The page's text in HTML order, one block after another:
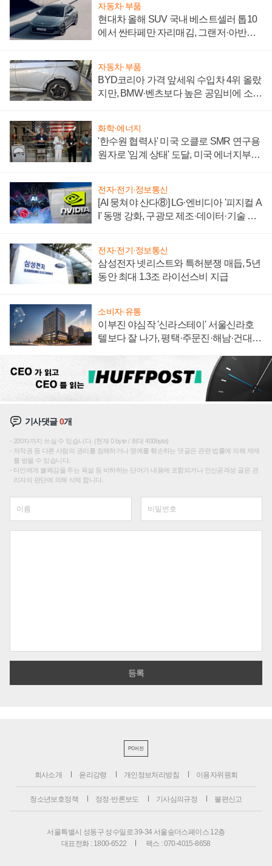
자동차·부품
현대차 올해 SUV 국내 베스트셀러 톱10
에서 싼타페만 자리매김, 그랜저·아반떼
자동차·부품
BYD코리아 가격 앞세워 수입차 4위 올랐
지만, BMW·벤츠보다 높은 공임비에 소비
화학·에너지
'한수원 협력사' 미국 오클로 SMR 연구용
원자로 '임계 상태' 도달, 미국 에너지부
전자·전기·정보통신
[AI 뭉쳐야 산다⑧] LG·엔비디아 '피지컬 A
I' 동맹 강화, 구광모 제조·데이터·기술 결
전자·전기·정보통신
삼성전자 넷리스트와 특허분쟁 매듭, 5년
동안 최대 1.3조 라이선스비 지급
소비자·유통
이부진 야심작 '신라스테이' 서울신라호
텔보다 잘 나가, 평택·주문진·해남·건대로
기사댓글0개
200자까지 쓰실 수 있습니다. (현재 0 byte / 최대 400byte)
저작권 등 다른 사람의 권리를 침해하거나 명예를 훼손하는 댓글은 관련 법률에 의해 제재
를 받을 수 있습니다.
타인에게 불쾌감을 주는 욕설 등 비하하는 단어가 내용에 포함되거나 인신공격성 글은 관
리자의 판단에 의해 삭제 합니다.
PC버전
회사소개 윤리강령 개인정보처리방침 이용자위원회
청소년보호정책 정정·반론보도 기사심의규정 불편신고
서울특별시 성동구 성수일로 39-34 서울숲더스페이스 12층
대표전화 : 1800-6522
팩스 : 070-4015-8658